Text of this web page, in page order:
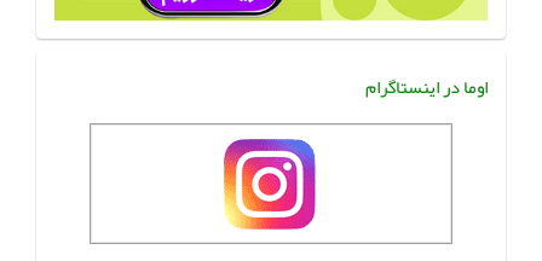
اوما در اینستاگرام